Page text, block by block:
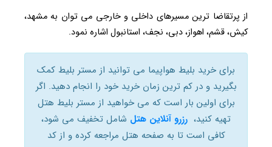
از پرتقاضا ترین مسیرهای داخلی و خارجی می توان به مشهد،
کیش، قشم، اهواز، دبی، نجف، استانبول اشاره نمود.
برای خرید بلیط هواپیما می توانید از مستر بلیط کمک
بگیرید و در کم ترین زمان خرید خود را انجام دهید. اگر
برای اولین بار است که می خواهید از مستر بلیط هتل
تهیه کنید، رزرو آنلاین هتل شامل تخفیف می شود،
کافی است تا به صفحه هتل مراجعه کرده و از کد